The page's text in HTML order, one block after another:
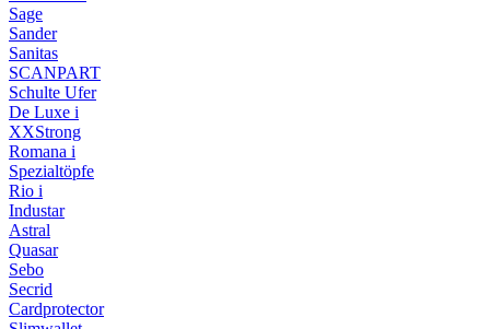
Sage
Sander
Sanitas
SCANPART
Schulte Ufer
De Luxe i
XXStrong
Romana i
Spezialtöpfe
Rio i
Industar
Astral
Quasar
Sebo
Secrid
Cardprotector